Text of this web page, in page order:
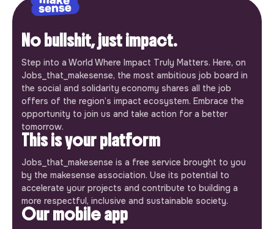
No bullshit, just impact.
Step into a World Where Impact Truly Matters. Here, on
Jobs_that_makesense, the most ambitious job board in
the social and solidarity economy shares all the job
offers of the region’s impact ecosystem. Embrace the
opportunity to join us and take action for a better
tomorrow.
This is your platform
Jobs_that_makesense is a free service brought to you
by the makesense association. Use its potential to
accelerate your projects and contribute to building a
more respectful, inclusive and sustainable society.
Our mobile app